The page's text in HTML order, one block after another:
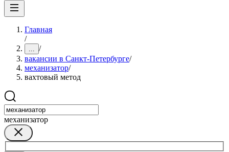
Главная
/
... /
вакансии в Санкт-Петербурге/
механизатор/
вахтовый метод
механизатор